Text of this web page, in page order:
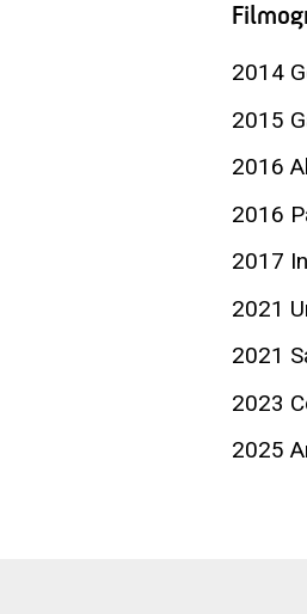
2014
2015
2016
2016
2017
2021
2021
2023
2025